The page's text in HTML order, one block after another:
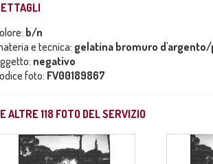
b/n
e tecnica: gelatina bromuro
negativo
foto: FV00189867
ALTRE118 FOTO DEL SERVIZIO